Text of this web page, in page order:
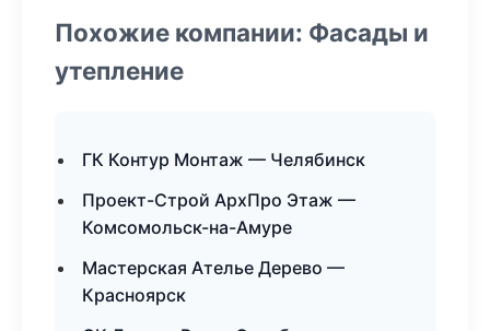
Похожие компании: Фасады и
утепление
ГК Контур Монтаж — Челябинск
Проект-Строй АрхПро Этаж —
Комсомольск-на-Амуре
Мастерская Ателье Дерево —
Красноярск